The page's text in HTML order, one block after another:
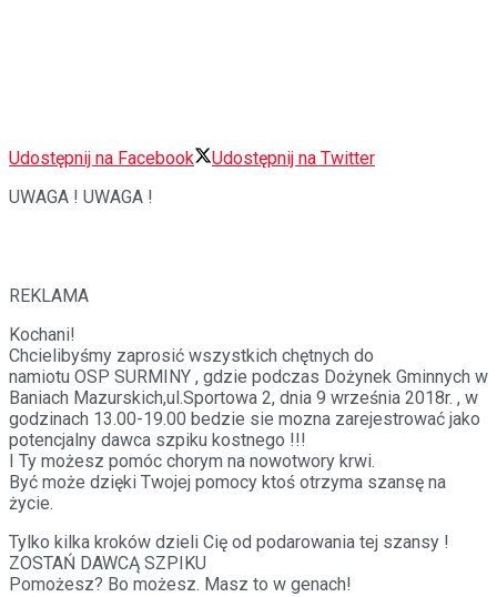
Udostępnij na Facebook
Udostępnij na Twitter
UWAGA ! UWAGA !
REKLAMA
Kochani!
Chcielibyśmy zaprosić wszystkich chętnych do
namiotu OSP SURMINY , gdzie podczas Dożynek Gminnych w
Baniach Mazurskich,ul.Sportowa 2, dnia 9 września 2018r. , w
godzinach 13.00-19.00 bedzie sie mozna zarejestrować jako
potencjalny dawca szpiku kostnego !!!
I Ty możesz pomóc chorym na nowotwory krwi.
Być może dzięki Twojej pomocy ktoś otrzyma szansę na
życie.
Tylko kilka kroków dzieli Cię od podarowania tej szansy !
ZOSTAŃ DAWCĄ SZPIKU
Pomożesz? Bo możesz. Masz to w genach!